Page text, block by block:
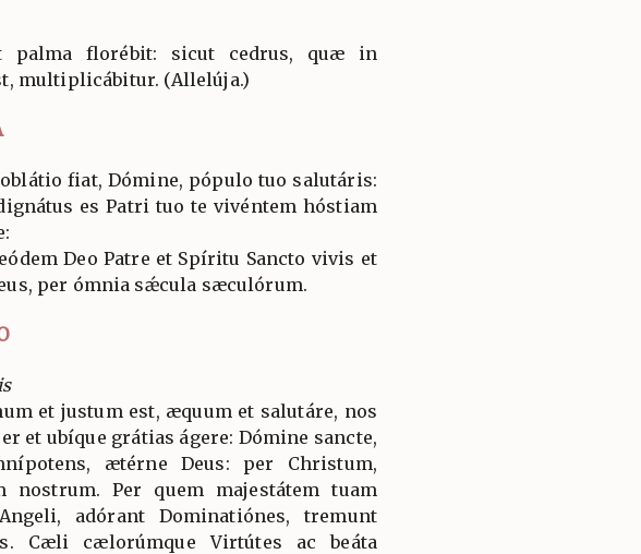
palma florébit: sicut cedrus, quæ in
multiplicábitur. (Allelúja.)
fiat, Dómine, pópulo tuo salutáris:
es Patri tuo te vivéntem hóstiam
Deo Patre et Spíritu Sancto vivis et
per ómnia sǽcula sæculórum.
et justum est, æquum et salutáre, nos
et ubíque grátias ágere: Dómine sancte,
ætérne Deus: per Christum,
nostrum. Per quem majestátem tuam
adórant Dominatiónes, tremunt
Cæli cælorúmque Virtútes ac beáta